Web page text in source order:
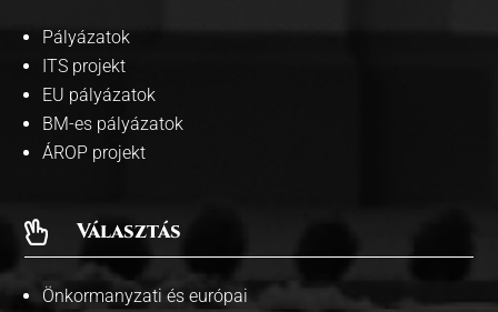
Pályázatok
ITS projekt
EU pályázatok
BM-es pályázatok
ÁROP projekt
 Választás
Önkormanyzati és európai